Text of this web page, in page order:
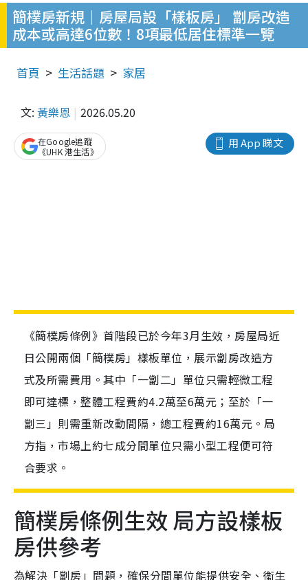
簡樸房新規｜房屋局設「樣板房」 劏房改造
成本或高達6位數！8項最低居住標準一覽
首頁 生活話題 家居
文: 黃樂恩 2026.05.20
用 App 睇文
在Google追蹤
《UHK 港生活》
《簡樸房條例》首階段已於今年3月生效，房屋局近
日公開兩個「簡樸房」樣板單位，展示劏房改造方
式及所需費用。其中「一劏二」單位只需輕微工程
即可達標，整體工程費約4.2萬至6萬元；至於「一
劏三」則需重新改動間隔，總工程費約16萬元。局
方指，市場上約七成分間單位只需小型工程便可符
合要求。
簡樸房條例生效 局方設樣板
房供參考
為解決「劏房」問題，確保分間單位能提供安全、衞生